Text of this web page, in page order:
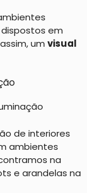
em
um visual
de interiores
ambientes
na
e arandelas na